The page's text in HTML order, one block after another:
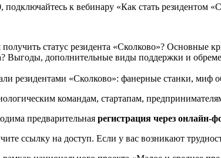
подключайтесь к вебинару «Как стать
статус резидента «Сколково»? Основные
Выгоды, дополнительные виды поддержки и
резидентами «Сколково»: фанерные станки, миф
командам, стартапам,
предварительная регистрация через онлайн-
ссылку на доступ. Если у вас возникают